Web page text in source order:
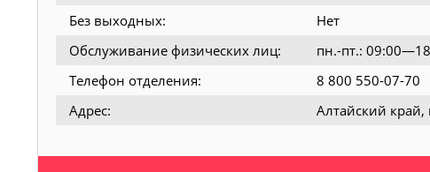
Без выходных:
Нет
Обслуживание физических лиц:
пн.-пт.:
Телефон отделения:
8 800 550-07-70
Адрес:
Алтайский